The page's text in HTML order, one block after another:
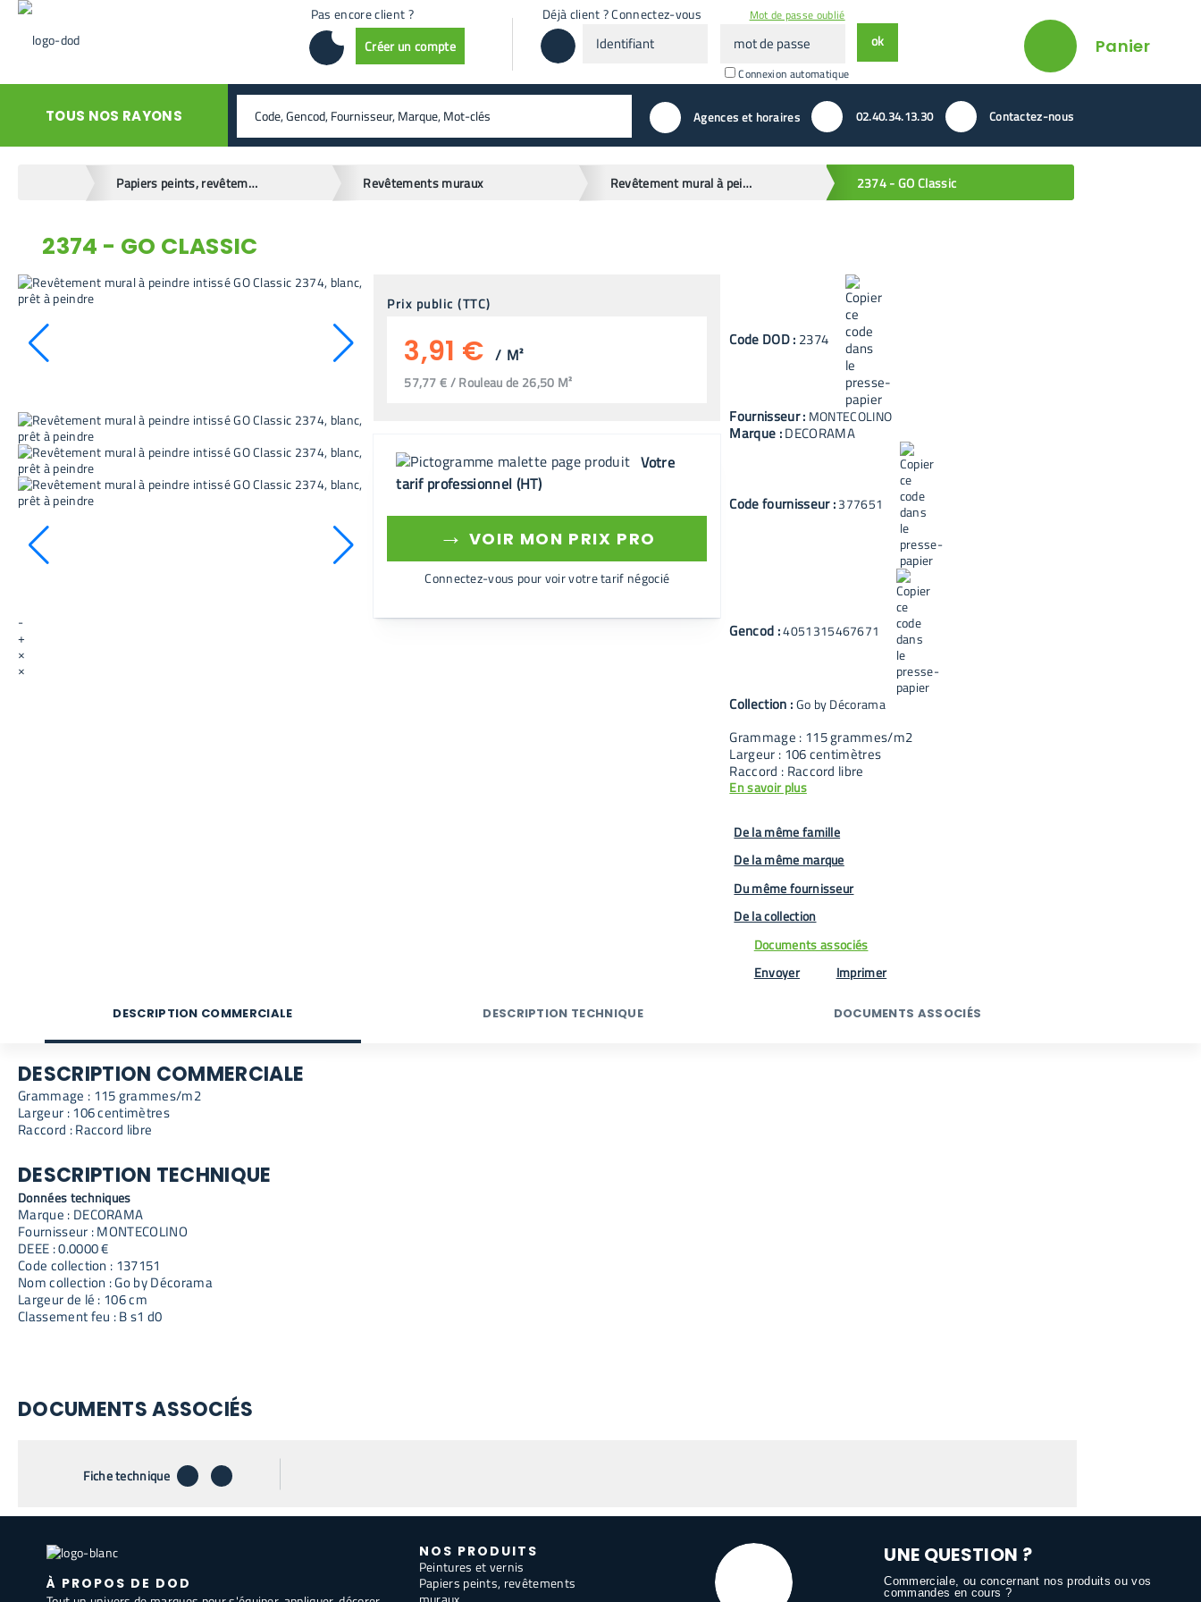
Pas encore client ?
Créer un compte
Déjà client ? Connectez-vous
passeConnexion automatique
Mot de passe oublié
ok Panier
TOUS NOS RAYONS rechercher valider Agences et horaires 02.40.34.13.30 Contactez-nous
Papiers peints, revêtements muraux Revêtements muraux Revêtement mural à peindre 2374 - GO Classic
retour en arrière
2374 - GO CLASSIC
-
+
×
×
Prix public (TTC)
3,91 € / M²
57,77 € / Rouleau de 26,50 M²
Votre
tarif professionnel (HT)
→ VOIR MON PRIX PRO
Connectez-vous pour voir votre tarif négocié
Code DOD: 2374
Fournisseur : MONTECOLINO
Marque :DECORAMA
Code fournisseur :377651
Gencod :4051315467671
Collection :Go by Décorama
Grammage : 115 grammes/m2
Largeur : 106 centimètres
Raccord : Raccord libre
En savoir plus
De la même famille
De la même marque
Du même fournisseur
De la collection
Documents associés
Envoyer
Imprimer
DESCRIPTION COMMERCIALE DESCRIPTION TECHNIQUE DOCUMENTS ASSOCIÉS
DESCRIPTION COMMERCIALE
Grammage : 115 grammes/m2
Largeur : 106 centimètres
Raccord : Raccord libre
DESCRIPTION TECHNIQUE
Données techniques
Marque : DECORAMA
Fournisseur : MONTECOLINO
DEEE : 0.0000 €
Code collection : 137151
Nom collection : Go by Décorama
Largeur de lé : 106 cm
Classement feu : B s1 d0
DOCUMENTS ASSOCIÉS
Fiche technique téléchargerenvoyer par email
À PROPOS DE DOD
NOS PRODUITS
Peintures et vernis
Papiers peints, revêtements
UNE QUESTION ?
Commerciale, ou concernant nos produits ou vos
commandes en cours ?